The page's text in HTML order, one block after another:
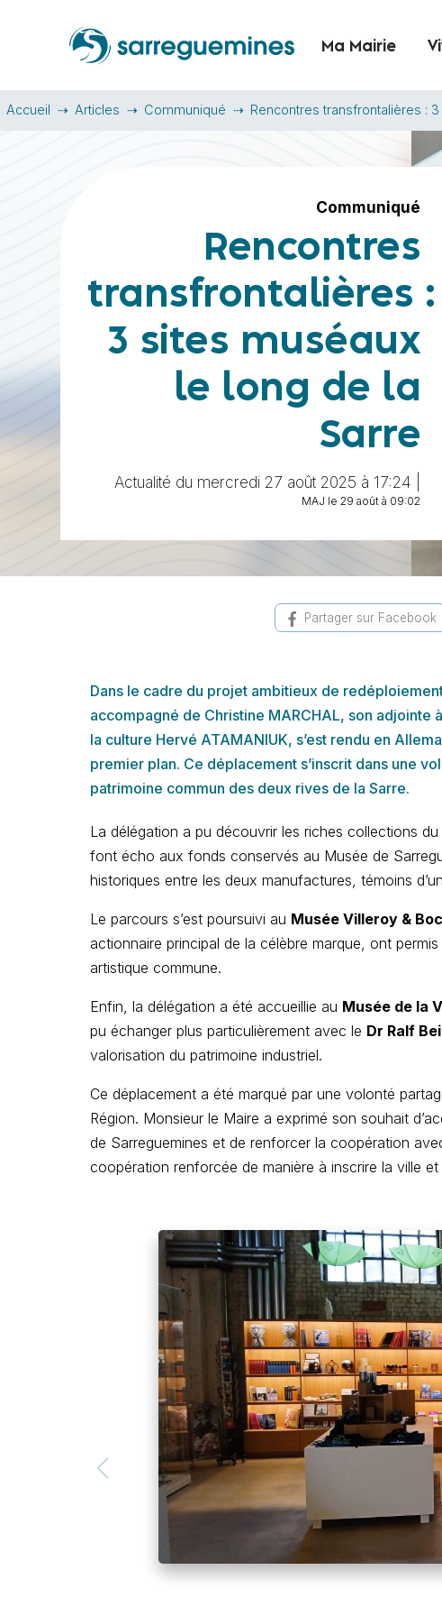
Ma Mairie
Accueil Articles Communiqué Rencontres transfrontalières :
Communiqué
Rencontres
transfrontalières :
3 sites muséaux
le long de la
Sarre
Actualité du mercredi 27 août 2025 à 17:24 |
MAJ le 29 août à 09:02
Partager sur Facebook
Dans le cadre du projet ambitieux de
accompagné de Christine MARCHAL, son adjointe
la culture Hervé ATAMANIUK, s’est rendu en
premier plan. Ce déplacement s’inscrit dans une
patrimoine commun des deux rives de la Sarre.
La délégation a pu découvrir les riches collections du
font écho aux fonds conservés au Musée de
historiques entre les deux manufactures, témoins
Le parcours s’est poursuivi au Musée Villeroy &
actionnaire principal de la célèbre marque, ont
artistique commune.
Enfin, la délégation a été accueillie au Musée de la
pu échanger plus particulièrement avec le Dr Ralf
valorisation du patrimoine industriel.
Ce déplacement a été marqué par une volonté
Région. Monsieur le Maire a exprimé son souhait
de Sarreguemines et de renforcer la coopération
coopération renforcée de manière à inscrire la ville